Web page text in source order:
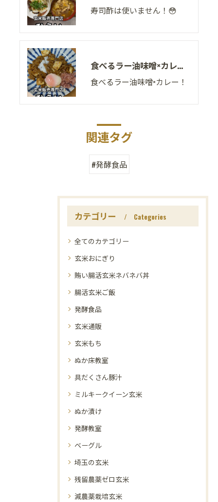
寿司酢は使いません！😳
食べるラー油味噌×カレー！
食べるラー油味噌×カレー！
関連タグ
#発酵食品
カテゴリー Categories
全てのカテゴリー
玄米おにぎり
賄い腸活玄米ネバネバ丼
腸活玄米ご飯
発酵食品
玄米通販
玄米もち
ぬか床教室
具だくさん豚汁
ミルキークイーン玄米
ぬか漬け
発酵教室
ベーグル
埼玉の玄米
残留農薬ゼロ玄米
減農薬栽培玄米